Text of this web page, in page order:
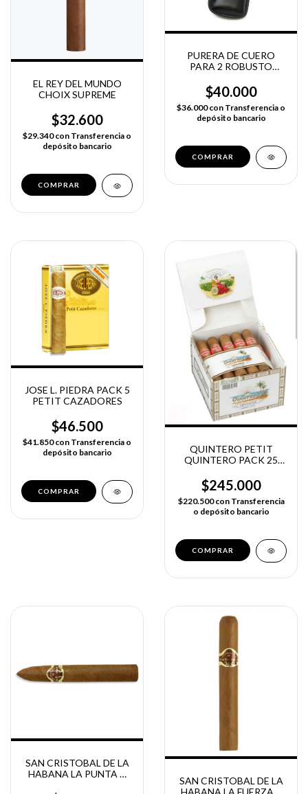
EL REY DEL MUNDO
CHOIX SUPREME
$32.600
$29.340con Transferencia o
depósito bancario
PURERA DE CUERO
PARA 2 ROBUSTO
$40.000
$36.000con Transferencia o
depósito bancario
JOSE L. PIEDRA PACK 5
PETIT CAZADORES
$46.500
$41.850con Transferencia o
depósito bancario
QUINTERO PETIT
QUINTERO PACK 25
$245.000
$220.500con Transferencia
o depósito bancario
SAN CRISTOBAL DE LA
HABANA LA PUNTA X
SAN CRISTOBAL DE LA
HABANA LA FUERZA X